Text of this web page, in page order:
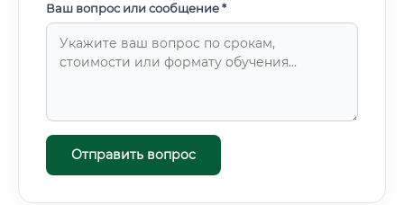
Ваш вопрос или сообщение *
Отправить вопрос